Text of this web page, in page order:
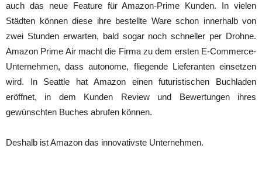
auch das neue Feature für Amazon-Prime Kunden. In vielen
Städten können diese ihre bestellte Ware schon innerhalb von
zwei Stunden erwarten, bald sogar noch schneller per Drohne.
Amazon Prime Air macht die Firma zu dem ersten E-Commerce-
Unternehmen, dass autonome, fliegende Lieferanten einsetzen
wird. In Seattle hat Amazon einen futuristischen Buchladen
eröffnet, in dem Kunden Review und Bewertungen ihres
gewünschten Buches abrufen können.
Deshalb ist Amazon das innovativste Unternehmen.